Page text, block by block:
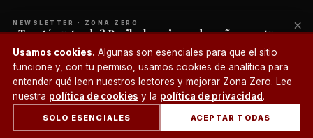
© 2026 Zona Zero Media. Todos los derechos reservados.
Usamos cookies. Algunas son esenciales para que el sitio
funcione y, con tu permiso, usamos cookies de analítica para
entender qué leen nuestros lectores y mejorar Zona Zero. Lee
nuestra política de cookies y la política de privacidad.
SOLO ESENCIALES ACEPTAR TODAS
¿Un café?
INICIO SECCIONES BUSCAR CUENTA
NEWSLETTER · ZONA ZERO
¿Te está gustando? Recibe lo mejor cada mañana en tu
correo.
SUSCRIBIRME
×